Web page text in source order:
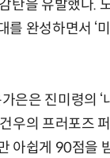
탄을 유발했다.
완성하면서 ‘
은은 진미령의 ‘
우의 프러포즈
아쉽게 90점을